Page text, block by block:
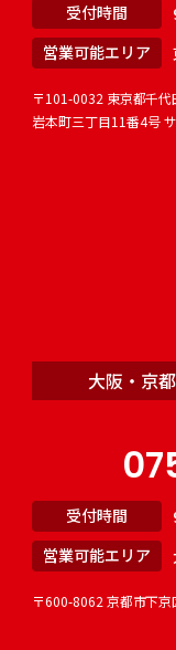
受付時間
営業可能エリア
〒101-0032 東京都千代
岩本町三丁目11番4号
大阪・京
受付時間
営業可能エリア
〒600-8062 京都市下